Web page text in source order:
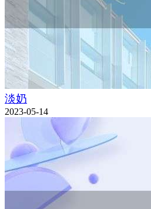
淡奶
2023-05-14